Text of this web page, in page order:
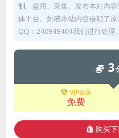
制、盗用、采集、发布本站内
体平台。如若本站内容侵犯了
QQ：240949404我们进行处理。
3
VIP会员
免费
购买